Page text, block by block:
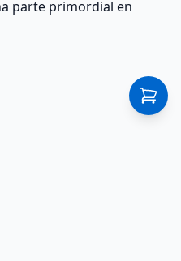
parte primordial en